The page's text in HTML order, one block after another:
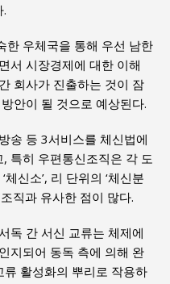
한 우체국을 통해 우선 남한
서 시장경제에 대한 이해
회사가 진출하는 것이 잠
안이 될 것으로 예상된다.
송 등 3서비스를 체신법에
특히 우편통신조직은 각 도
체신소’, 리 단위의 ‘체신분
직과 유사한 점이 많다.
독 간 서신 교류는 체제에
지되어 동독 측에 의해 완
활성화의 뿌리로 작용하